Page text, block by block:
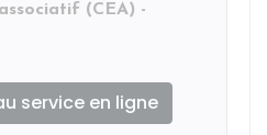
(CEA) -
service en ligne